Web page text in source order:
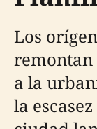
Los
remontan
a la
la